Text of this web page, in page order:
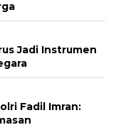
Jadi Instrumen
Fadil Imran: